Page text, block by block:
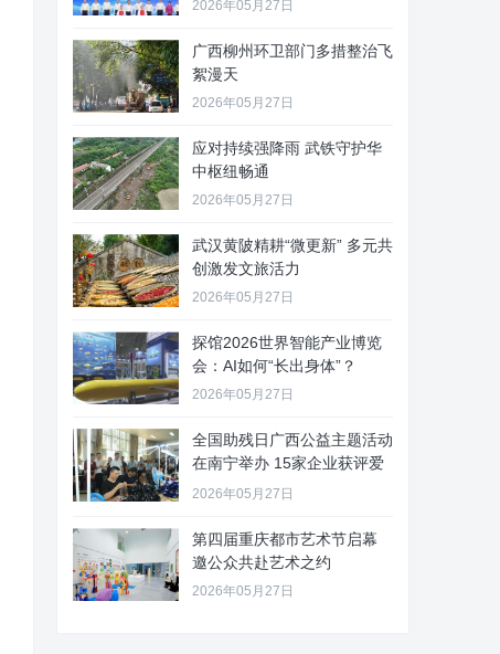
2026年05月27日
广西柳州环卫部门多措整治飞
絮漫天
2026年05月27日
应对持续强降雨 武铁守护华
中枢纽畅通
2026年05月27日
武汉黄陂精耕“微更新” 多元共
创激发文旅活力
2026年05月27日
探馆2026世界智能产业博览
会：AI如何“长出身体”？
2026年05月27日
全国助残日广西公益主题活动
在南宁举办 15家企业获评爱
心
2026年05月27日
第四届重庆都市艺术节启幕
邀公众共赴艺术之约
2026年05月27日